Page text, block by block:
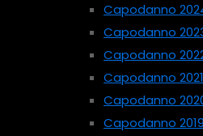
Capodanno
Capodanno
Capodanno
Capodanno 2021
Capodanno
Capodanno 2019